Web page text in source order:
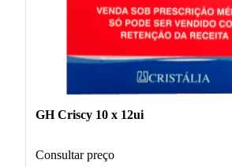
GH Criscy 10 x 12ui
Consultar preço